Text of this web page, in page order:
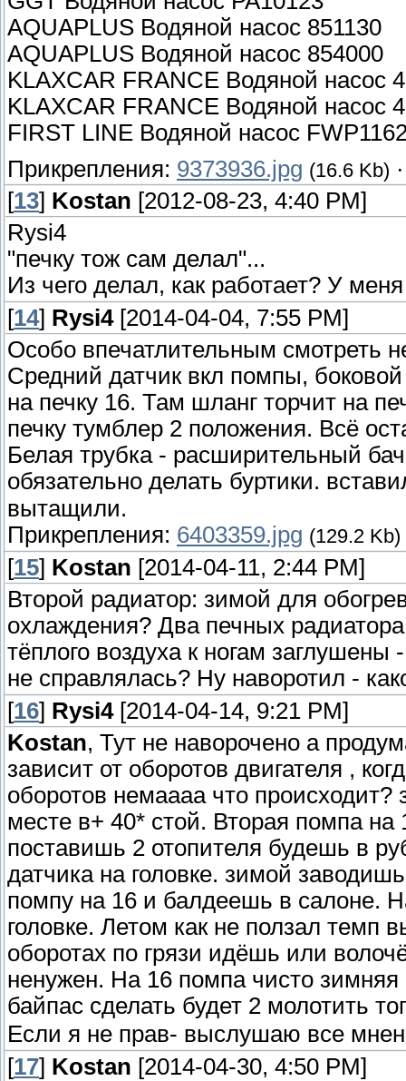
AQUAPLUS Водяной насос 851130
AQUAPLUS Водяной насос 854000
KLAXCAR FRANCE Водяной насос
KLAXCAR FRANCE Водяной насос
FIRST LINE Водяной насос
Прикрепления: 9373936.jpg (16.6 Kb)
[13] Kostan [2012-08-23, 4:40 PM]
Rysi4
"печку тож сам делал"...
Из чего делал, как работает? У
[14] Rysi4[2014-04-04, 7:55 PM]
Особо впечатлительным смотреть
Средний датчик вкл помпы,
на печку 16. Там шланг торчит на
печку тумблер 2 положения. Всё
Белая трубка - расширительный
обязательно делать буртики.
вытащили.
Прикрепления: 6403359.jpg (129.2 Kb)
[15] Kostan [2014-04-11, 2:44 PM]
Второй радиатор: зимой для
охлаждения? Два печных
тёплого воздуха к ногам
не справлялась? Ну наворотил -
[16] Rysi4[2014-04-14, 9:21 PM]
Kostan, Тут не наворочено а
зависит от оборотов двигателя ,
оборотов немаааа что
месте в+ 40* стой. Вторая помпа
поставишь 2 отопителя будешь в
датчика на головке. зимой
помпу на 16 и балдеешь в салоне.
головке. Летом как не ползал темп
оборотах по грязи идёшь или
ненужен. На 16 помпа чисто
байпас сделать будет 2 молотить
Если я не прав- выслушаю все
[17] Kostan [2014-04-30, 4:50 PM]